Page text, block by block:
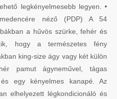
legkényelmesebb legyen. •
néző (PDP) A 54
a hűvös szürke, fehér és
hogy a természetes fény
king-size ágy vagy két külön
pamut ágyneművel, tágas
és egy kényelmes kanapé. Az
elhelyezett légkondicionáló és